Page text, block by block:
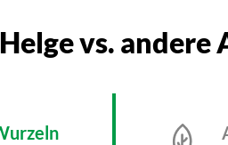
vs. andere